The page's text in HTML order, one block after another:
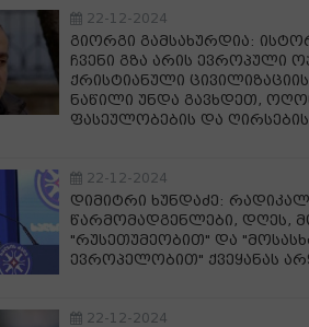
22-12-2024
გიორგი გამსახურდია:
ჩვენი გზა არის ევროპული
ქრისტიანული
ნაწილი უნდა გავხდეთ,
ფასეულობების და
22-12-2024
დიმიტრი ხუნდაძე:
წარმომადგენლები, დღეს,
"რუსეთუმეობით" და
ევროპელობით" ქვეყანას
22-12-2024